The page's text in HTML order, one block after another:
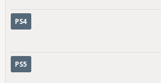
PS4
PS5